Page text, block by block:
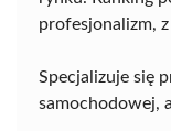
profesjonalizm,
Specjalizuje się
samochodowej,